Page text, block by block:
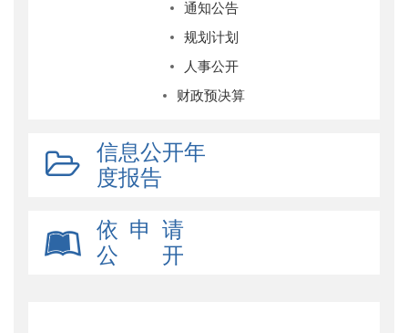
通知公告
规划计划
人事公开
财政预决算
信息公开年
度报告
依 申 请
公 开